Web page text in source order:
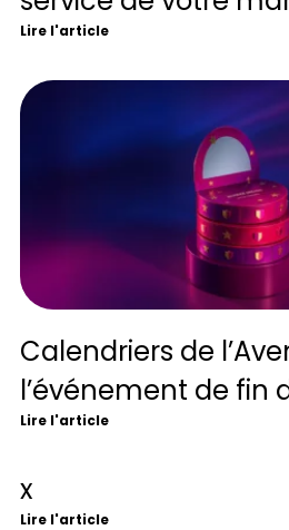
Lire l'article
Calendriers de
l’événement de fin
Lire l'article
x
Lire l'article